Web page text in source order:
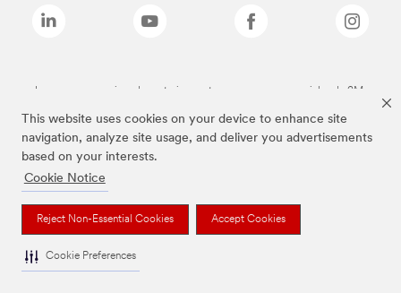
This website uses cookies on your device to enhance site
navigation, analyze site usage, and deliver you advertisements
based on your interests.
Cookie Notice
Reject Non-Essential Cookies Accept Cookies
Cookie Preferences
Las marcas mencionadas anteriormente son marcas comerciales de 3M.